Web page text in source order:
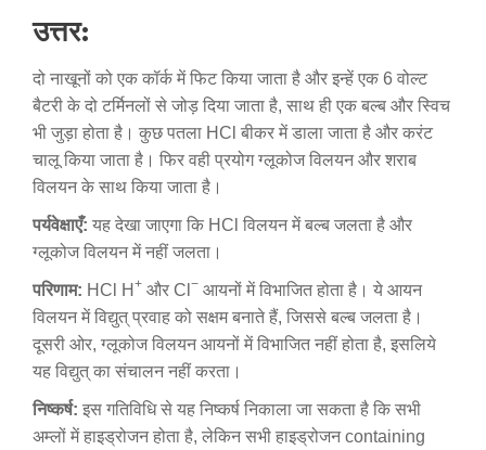
उत्तर:
दो नाखूनों को एक कॉर्क में फिट किया जाता है और इन्हें एक 6 वोल्ट
बैटरी के दो टर्मिनलों से जोड़ दिया जाता है, साथ ही एक बल्ब और स्विच
भी जुड़ा होता है। कुछ पतला HCl बीकर में डाला जाता है और करंट
चालू किया जाता है। फिर वही प्रयोग ग्लूकोज विलयन और शराब
विलयन के साथ किया जाता है।
पर्यवेक्षाएँ: यह देखा जाएगा कि HCl विलयन में बल्ब जलता है और
ग्लूकोज विलयन में नहीं जलता।
परिणाम: HCl H + और Cl − आयनों में विभाजित होता है। ये आयन
विलयन में विद्युत् प्रवाह को सक्षम बनाते हैं, जिससे बल्ब जलता है।
दूसरी ओर, ग्लूकोज विलयन आयनों में विभाजित नहीं होता है, इसलिये
यह विद्युत् का संचालन नहीं करता।
निष्कर्ष: इस गतिविधि से यह निष्कर्ष निकाला जा सकता है कि सभी
अम्लों में हाइड्रोजन होता है, लेकिन सभी हाइड्रोजन containing